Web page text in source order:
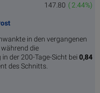
( 2.44%)
147.80
in den vergangenen
während die
der 200-Tage-Sicht bei 0,84
des Schnitts.